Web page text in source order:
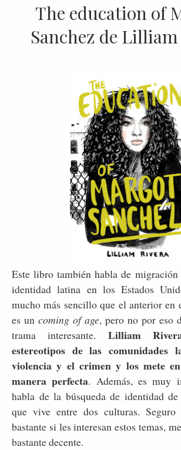
The education of
Sanchez de
Este libro también habla de
identidad latina en los Estados
mucho más sencillo que el anterior en
es un coming of age, pero no por eso
trama interesante. Lilliam
estereotipos de las comunidades
violencia y el crimen y los mete
manera perfecta. Además, es muy
habla de la búsqueda de identidad de
que vive entre dos culturas.
bastante si les interesan estos temas,
bastante decente.